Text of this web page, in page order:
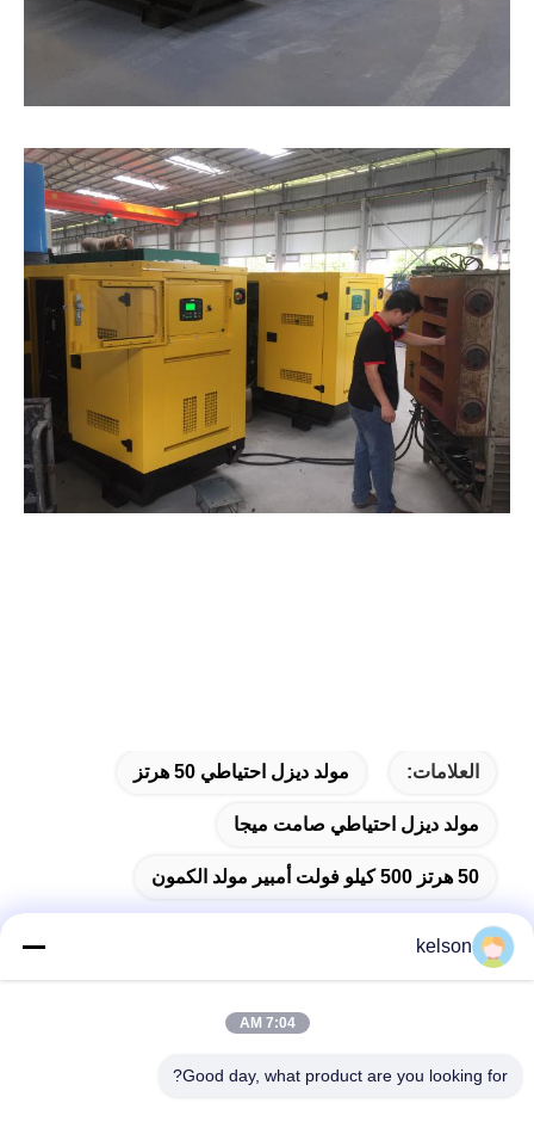
العلامات: مولد ديزل احتياطي 50 هرتز
مولد ديزل احتياطي صامت ميجا
50 هرتز 500 كيلو فولت أمبير مولد الكمون
العنوان
kelson
7:04 AM
Good day, what product are you looking for?